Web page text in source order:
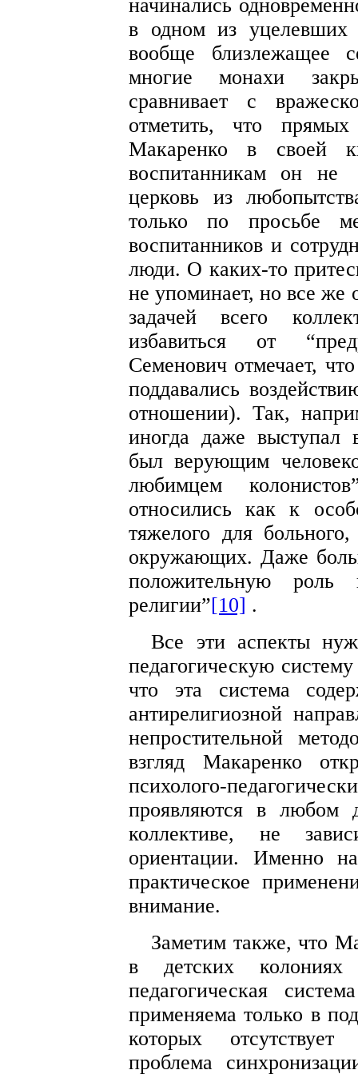
начинались
в одном из уцелевших
вообще близлежащее
многие монахи
сравнивает с
отметить, что прямых
Макаренко в своей
воспитанникам он не
церковь из
только по просьбе
воспитанников и
люди. О каких-то
не упоминает, но все же
задачей всего
избавиться от
Семенович отмечает,
поддавались
отношении). Так,
иногда даже выступал
был верующим
любимцем
относились как к
тяжелого для
окружающих. Даже
положительную
религии”[10] .
Все эти аспекты
педагогическую
что эта система
антирелигиозной
непростительной
взгляд Макаренко
психолого-
проявляются в любом
коллективе, не
ориентации. Именно
практическое
внимание.
Заметим также, что
в детских
педагогическая
применяема только в
которых отсутствует
проблема